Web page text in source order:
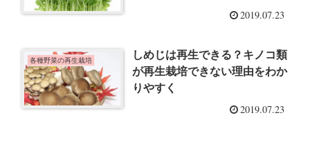
2019.07.23
各種野菜の再生栽培
しめじは再生できる？キノコ類
が再生栽培できない理由をわか
りやすく
2019.07.23